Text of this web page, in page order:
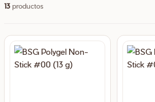
13 productos